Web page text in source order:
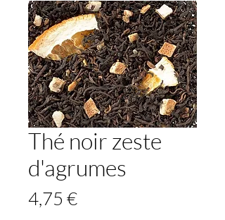
Thé noir zeste
d'agrumes
4,75 €Prix